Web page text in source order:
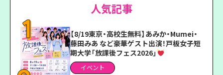
人気記事
【8/19東京・高校生無料】あみか・Mumei・
藤田みあ など豪華ゲスト出演！戸板女子短
期大学「放課後フェス2026」
イベント